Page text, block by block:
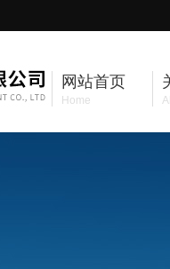
网站首页
Home